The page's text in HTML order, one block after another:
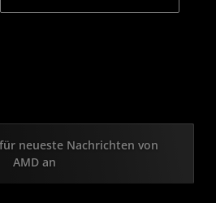
neueste Nachrichten von
AMD an